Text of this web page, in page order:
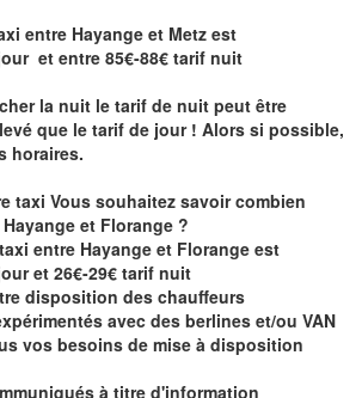
entre Hayange et Metz est
et entre 85€-88€ tarif nuit
la nuit le tarif de nuit peut être
que le tarif de jour ! Alors si possible,
horaires.
taxi Vous souhaitez savoircombien
et Florange ?
entre Hayange et Florange est
et 26€-29€ tarif nuit
disposition des chauffeurs
avec des berlines et/ou VAN
vos besoins de mise à disposition
à titre d'information